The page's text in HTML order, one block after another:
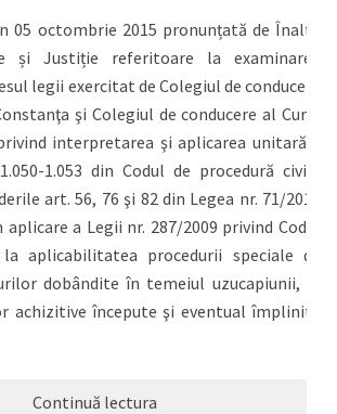
05 octombrie 2015 pronunțată de Înalta
și Justiție referitoare la examinarea
legii exercitat de Colegiul de conducere
şi Colegiul de conducere al Curţii
interpretarea şi aplicarea unitară a
1.053 din Codul de procedură civilă
art. 56, 76 şi 82 din Legea nr. 71/2011
a Legii nr. 287/2009 privind Codul
aplicabilitatea procedurii speciale de
dobândite în temeiul uzucapiunii, în
achizitive începute şi eventual împlinite
Continuă lectura